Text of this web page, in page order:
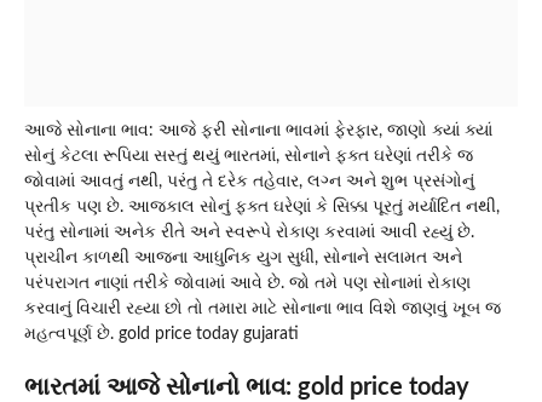
આજે સોનાના ભાવ: આજે ફરી સોનાના ભાવમાં ફેરફાર, જાણો ક્યાં ક્યાં
સોનું કેટલા રૂપિયા સસ્તું થયું ભારતમાં, સોનાને ફક્ત ઘરેણાં તરીકે જ
જોવામાં આવતું નથી, પરંતુ તે દરેક તહેવાર, લગ્ન અને શુભ પ્રસંગોનું
પ્રતીક પણ છે. આજકાલ સોનું ફક્ત ઘરેણાં કે સિક્કા પૂરતું મર્યાદિત નથી,
પરંતુ સોનામાં અનેક રીતે અને સ્વરૂપે રોકાણ કરવામાં આવી રહ્યું છે.
પ્રાચીન કાળથી આજના આધુનિક યુગ સુધી, સોનાને સલામત અને
પરંપરાગત નાણાં તરીકે જોવામાં આવે છે. જો તમે પણ સોનામાં રોકાણ
કરવાનું વિચારી રહ્યા છો તો તમારા માટે સોનાના ભાવ વિશે જાણવું ખૂબ જ
મહત્વપૂર્ણ છે. gold price today gujarati
ભારતમાં આજે સોનાનો ભાવ: gold price today